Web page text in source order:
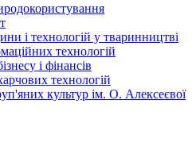
і технологій у тваринництві
технологій
і фінансів
технологій
культур ім. О. Алексеєвої